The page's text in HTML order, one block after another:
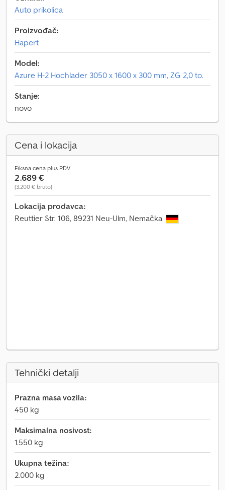
Auto prikolica
Proizvođač:
Hapert
Model:
Azure H-2 Hochlader 3050 x 1600 x 300 mm, ZG 2,0 to.
Stanje:
novo
Cena i lokacija
Fiksna cena plus PDV
2.689 €
(3.200 € bruto)
Lokacija prodavca:
Reuttier Str. 106, 89231 Neu-Ulm, Nemačka
Tehnički detalji
Prazna masa vozila:
450 kg
Maksimalna nosivost:
1.550 kg
Ukupna težina:
2.000 kg